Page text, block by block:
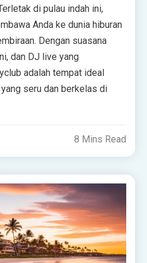
di pulau indah ini,
Anda ke dunia hiburan
Dengan suasana
dan DJ live yang
adalah tempat ideal
seru dan berkelas di
8 Mins Read